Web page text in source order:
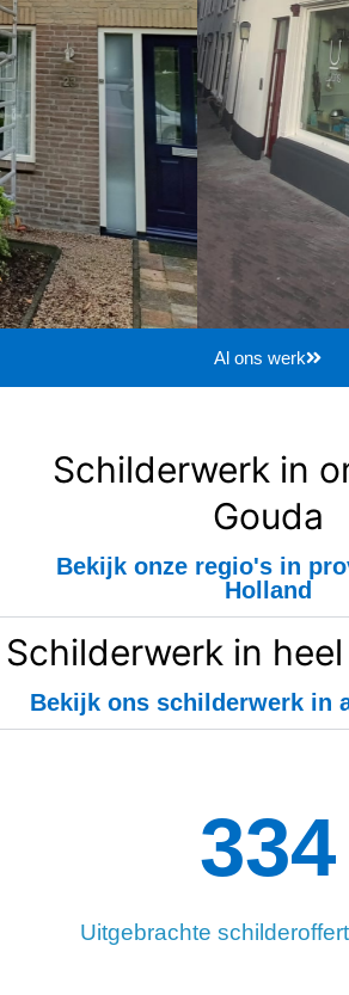
Al ons werk
Schilderwerk in
Gouda
Bekijk onze regio's in
Holland
Schilderwerk in
Bekijk ons schilderwerk in
Uitgebrachte
334